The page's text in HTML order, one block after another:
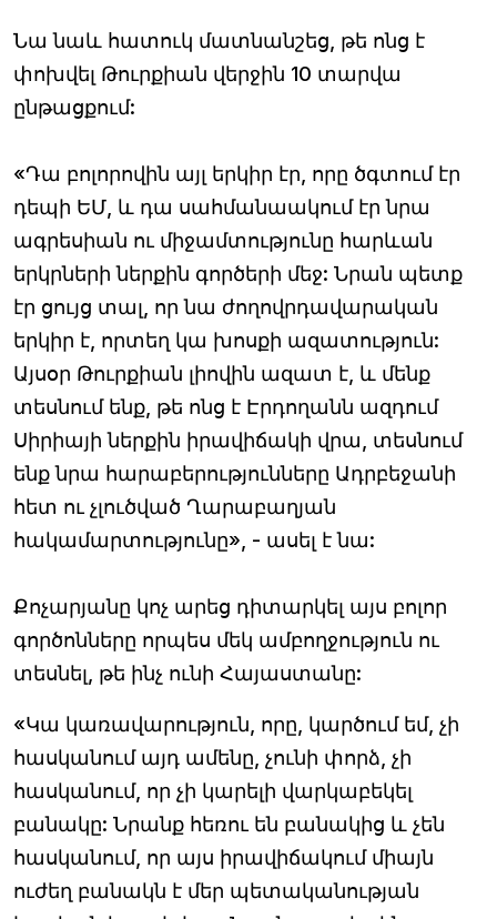
Նա նաև հատուկ մատնանշեց, թե ոնց է
փոխվել Թուրքիան վերջին 10 տարվա
ընթացքում:
«Դա բոլորովին այլ երկիր էր, որը ծգտում էր
դեպի ԵՄ, և դա սահմանաակում էր նրա
ագրեսիան ու միջամտությունը հարևան
երկրների ներքին գործերի մեջ: Նրան պետք
էր ցույց տալ, որ նա ժողովրդավարական
երկիր է, որտեղ կա խոսքի ազատություն:
Այսօր Թուրքիան լիովին ազատ է, և մենք
տեսնում ենք, թե ոնց է Էրդողանն ազդում
Սիրիայի ներքին իրավիճակի վրա, տեսնում
ենք նրա հարաբերությունները Ադրբեջանի
հետ ու չլուծված Ղարաբաղյան
հակամարտությունը», - ասել է նա:
Քոչարյանը կոչ արեց դիտարկել այս բոլոր
գործոնները որպես մեկ ամբողջություն ու
տեսնել, թե ինչ ունի Հայաստանը:
«Կա կառավարություն, որը, կարծում եմ, չի
հասկանում այդ ամենը, չունի փորձ, չի
հասկանում, որ չի կարելի վարկաբեկել
բանակը: Նրանք հեռու են բանակից և չեն
հասկանում, որ այս իրավիճակում միայն
ուժեղ բանակն է մեր պետականության